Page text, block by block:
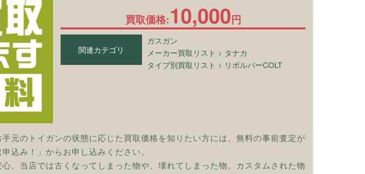
買取価格:10,000円
関連カテゴリ
ガスガン
メーカー買取リスト > タナカ
タイプ別買取リスト > リボルバーCOLT
元のトイガンの状態に応じた買取価格を知りたい方には、無料の事前査定が
込み！」からお申し込みください。
。当店では古くなってしまった物や、壊れてしまった物。カスタムされた物